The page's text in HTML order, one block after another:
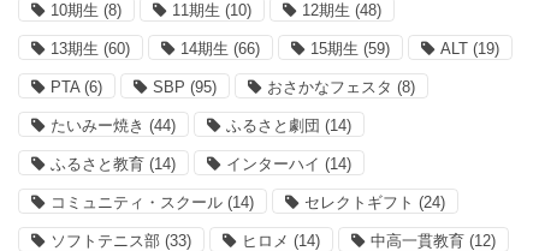
10期生 (8) 11期生 (10) 12期生 (48)
13期生 (60) 14期生 (66) 15期生 (59) ALT (19)
PTA(6) SBP (95) おさかなフェスタ (8)
たいみー焼き (44) ふるさと劇団 (14)
ふるさと教育 (14) インターハイ (14)
コミュニティ・スクール (14) セレクトギフト (24)
ソフトテニス部 (33) ヒロメ (14) 中高一貫教育 (12)